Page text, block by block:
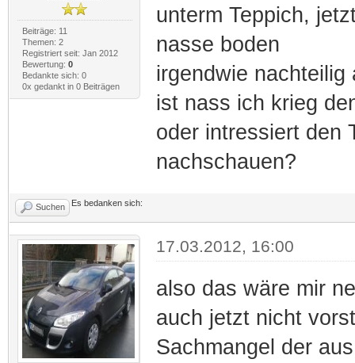
Beiträge: 11
Themen: 2
Registriert seit: Jan 2012
Bewertung: 0
Bedankte sich: 0
0x gedankt in 0 Beiträgen
unterm Teppich,
nasse boden
irgendwie
ist nass ich krieg
oder intressiert den
nachschauen?
Suchen Es bedanken sich:
17.03.2012, 16:00
also das wäre mir
auch jetzt nicht
Sachmangel der